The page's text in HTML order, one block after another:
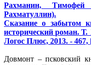
Рахманин,
Рахматуллин).
Сказание о забытом
исторический роман.
Логос Плюс, 2013. -
Довмонт – псковский